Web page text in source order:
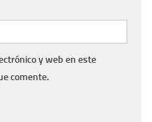
y web en este
comente.